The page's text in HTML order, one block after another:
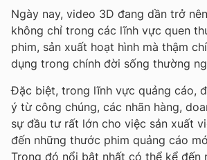
Ngày nay, video 3D đang dần trở
không chỉ trong các lĩnh vực quen
phim, sản xuất hoạt hình mà thậm
dụng trong chính đời sống thường
Đặc biệt, trong lĩnh vực quảng cáo,
ý từ công chúng, các nhãn hàng,
sự đầu tư rất lớn cho việc sản xuất
đến những thước phim quảng cáo
Trong đó nổi bật nhất có thể kể đến